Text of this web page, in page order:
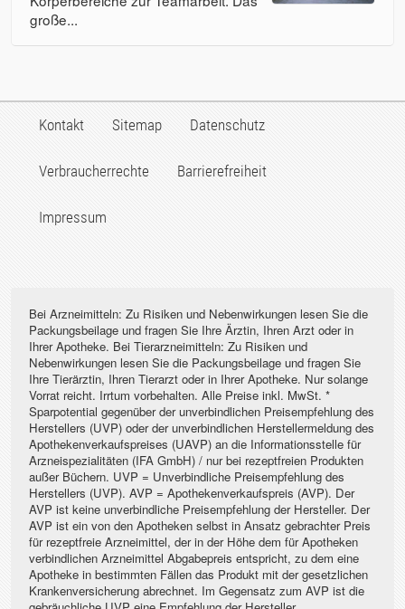
große...
Kontakt Sitemap Datenschutz
Verbraucherrechte Barrierefreiheit
Impressum
Bei Arzneimitteln: Zu Risiken und Nebenwirkungen lesen Sie die
Packungsbeilage und fragen Sie Ihre Ärztin, Ihren Arzt oder in
Ihrer Apotheke. Bei Tierarzneimitteln: Zu Risiken und
Nebenwirkungen lesen Sie die Packungsbeilage und fragen Sie
Ihre Tierärztin, Ihren Tierarzt oder in Ihrer Apotheke. Nur solange
Vorrat reicht. Irrtum vorbehalten. Alle Preise inkl. MwSt. *
Sparpotential gegenüber der unverbindlichen Preisempfehlung des
Herstellers (UVP) oder der unverbindlichen Herstellermeldung des
Apothekenverkaufspreises (UAVP) an die Informationsstelle für
Arzneispezialitäten (IFA GmbH) / nur bei rezeptfreien Produkten
außer Büchern. UVP = Unverbindliche Preisempfehlung des
Herstellers (UVP). AVP = Apothekenverkaufspreis (AVP). Der
AVP ist keine unverbindliche Preisempfehlung der Hersteller. Der
AVP ist ein von den Apotheken selbst in Ansatz gebrachter Preis
für rezeptfreie Arzneimittel, der in der Höhe dem für Apotheken
verbindlichen Arzneimittel Abgabepreis entspricht, zu dem eine
Apotheke in bestimmten Fällen das Produkt mit der gesetzlichen
Krankenversicherung abrechnet. Im Gegensatz zum AVP ist die